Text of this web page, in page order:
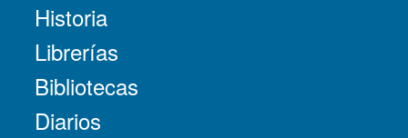
Historia
Librerías
Bibliotecas
Diarios